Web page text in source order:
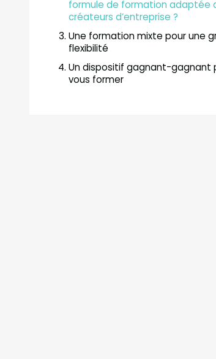
formule de formation adaptée
créateurs d’entreprise ?
Une formation mixte pour une
flexibilité
Un dispositif gagnant-gagnant
vous former